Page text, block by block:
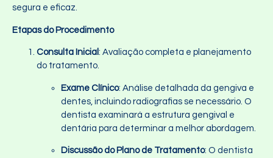
segura e eficaz.
Etapas do Procedimento
Consulta Inicial : Avaliação completa e planejamento
do tratamento.
Exame Clínico: Análise detalhada da gengiva e
dentes, incluindo radiografias se necessário. O
dentista examinará a estrutura gengival e
dentária para determinar a melhor abordagem.
Discussão do Plano de Tratamento: O dentista